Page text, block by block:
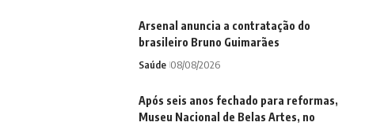
Arsenal anuncia a contratação do
brasileiro Bruno Guimarães
Saúde 08/08/2026
Após seis anos fechado para reformas,
Museu Nacional de Belas Artes, no